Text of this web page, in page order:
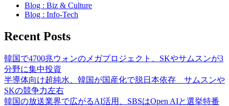
Blog : Biz & Culture
Blog : Info-Tech
Recent Posts
韓国で4700兆ウォンのメガプロジェクト、SKやサムスンが3
分野に集中投資
半導体向け超純水、韓国が国産化で脱日本依存 サムスンや
SKの競争力左右
韓国の放送業界で広がるAI活用、SBSはOpen AIと選挙特番